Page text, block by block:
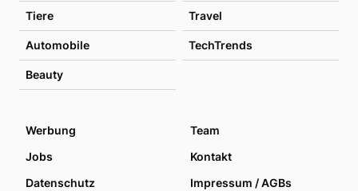
Tiere Travel
Automobile TechTrends
Beauty
Werbung
Team
Jobs
Kontakt
Datenschutz
Impressum / AGBs